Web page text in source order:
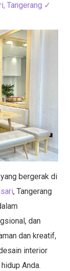
Tangerang ✓
bergerak di
, Tangerang
dan
dan kreatif,
interior
Anda.